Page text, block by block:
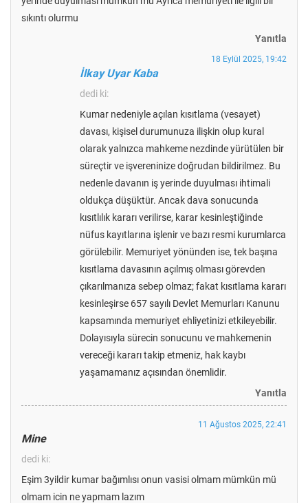
sıkıntı olurmu
Yanıtla
İlkay Uyar Kaba
dedi ki:
18 Eylül 2025, 19:42
Kumar nedeniyle açılan kısıtlama (vesayet)
davası, kişisel durumunuza ilişkin olup kural
olarak yalnızca mahkeme nezdinde yürütülen bir
süreçtir ve işvereninize doğrudan bildirilmez. Bu
nedenle davanın iş yerinde duyulması ihtimali
oldukça düşüktür. Ancak dava sonucunda
kısıtlılık kararı verilirse, karar kesinleştiğinde
nüfus kayıtlarına işlenir ve bazı resmi kurumlarca
görülebilir. Memuriyet yönünden ise, tek başına
kısıtlama davasının açılmış olması görevden
çıkarılmanıza sebep olmaz; fakat kısıtlama kararı
kesinleşirse 657 sayılı Devlet Memurları Kanunu
kapsamında memuriyet ehliyetinizi etkileyebilir.
Dolayısıyla sürecin sonucunu ve mahkemenin
vereceği kararı takip etmeniz, hak kaybı
yaşamamanız açısından önemlidir.
Yanıtla
Mine
dedi ki:
11 Ağustos 2025, 22:41
Eşim 3yildir kumar bağımlısı onun vasisi olmam mümkün mü
olmam icin ne yapmam lazım